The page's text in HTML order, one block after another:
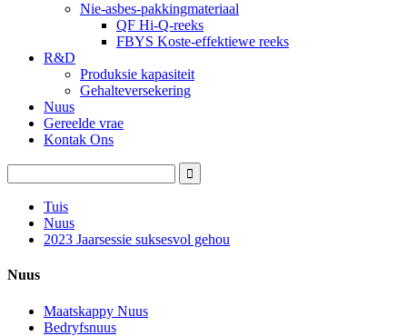
Nie-asbes-pakkingmateriaal
QF Hi-Q-reeks
FBYS Koste-effektiewe reeks
R&D
Produksie kapasiteit
Gehalteversekering
Nuus
Gereelde vrae
Kontak Ons
Tuis
Nuus
2023 Jaarsessie suksesvol gehou
Nuus
Maatskappy Nuus
Bedryfsnuus